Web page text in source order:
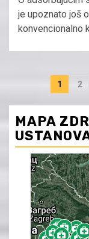
je upoznato još
konvencionalno
1 2
MAPA